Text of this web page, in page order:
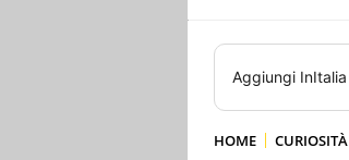
Aggiungi InItalia
HOME CURIOSITÀ